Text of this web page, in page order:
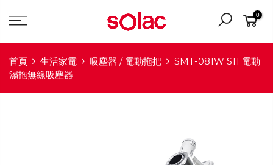
0
首頁 生活家電 吸塵器 / 電動拖把
SMT-081W S11 電動
濕拖無線吸塵器